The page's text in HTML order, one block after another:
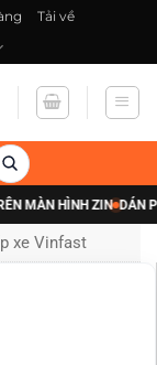
Tải về
MÀN HÌNH ZIN DÁN
xe Vinfast